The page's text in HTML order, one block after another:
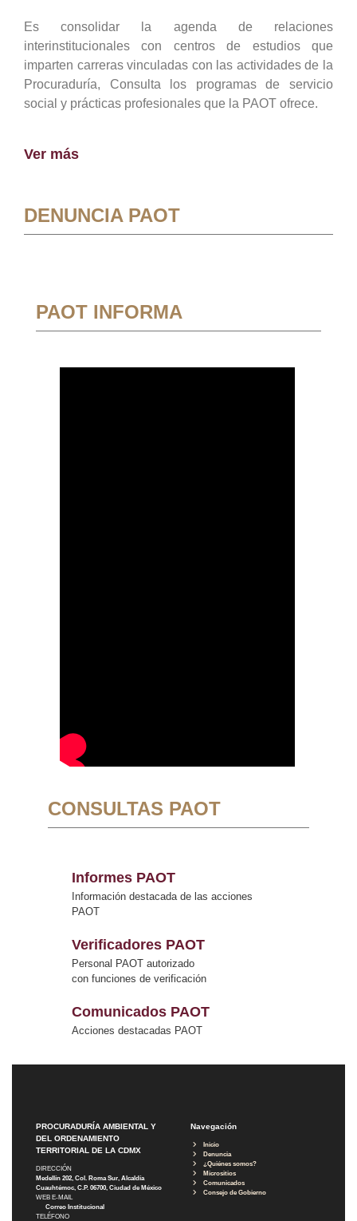
Es consolidar la agenda de relaciones
interinstitucionales con centros de estudios que
imparten carreras vinculadas con las actividades de la
Procuraduría, Consulta los programas de servicio
social y prácticas profesionales que la PAOT ofrece.
Ver más
DENUNCIA PAOT
PAOT INFORMA
CONSULTAS PAOT
Informes PAOT
Información destacada de las acciones
PAOT
Verificadores PAOT
Personal PAOT autorizado
con funciones de verificación
Comunicados PAOT
Acciones destacadas PAOT
PROCURADURÍA AMBIENTAL Y
DEL ORDENAMIENTO
TERRITORIAL DE LA CDMX
DIRECCIÓN
Medellín 202, Col. Roma Sur, Alcaldía
Cuauhtémoc, C.P. 06700, Ciudad de México
WEB E-MAIL
Correo Institucional
TELÉFONO
Navegación
Inicio
Denuncia
¿Quiénes somos?
Micrositios
Comunicados
Consejo de Gobierno